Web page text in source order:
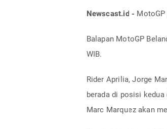
Newscast.id -
Balapan MotoGP
WIB.
Rider Aprilia, Jorge
berada di posisi
Marc Marquez akan